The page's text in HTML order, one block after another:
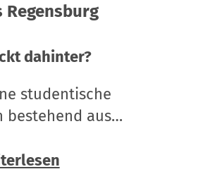
Regensburg
dahinter?
studentische
bestehend aus…